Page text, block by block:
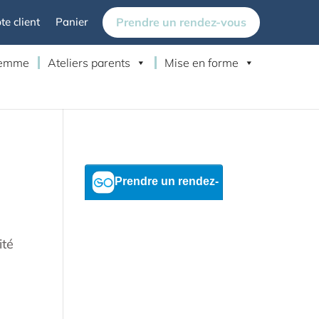
client Panier Prendre un rendez-vous
Ateliers parents Mise en forme